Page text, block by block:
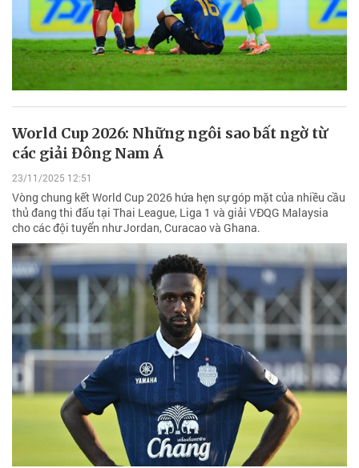
World Cup 2026: Những ngôi sao bất ngờ từ
các giải Đông Nam Á
23/11/2025 12:51
Vòng chung kết World Cup 2026 hứa hẹn sự góp mặt của nhiều cầu
thủ đang thi đấu tại Thai League, Liga 1 và giải VĐQG Malaysia
cho các đội tuyển như Jordan, Curacao và Ghana.